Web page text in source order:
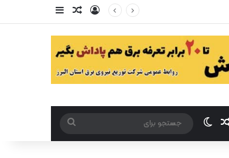
ورود مقاله تصادفی
مقاله تصادفی
تغییر پوست
برای